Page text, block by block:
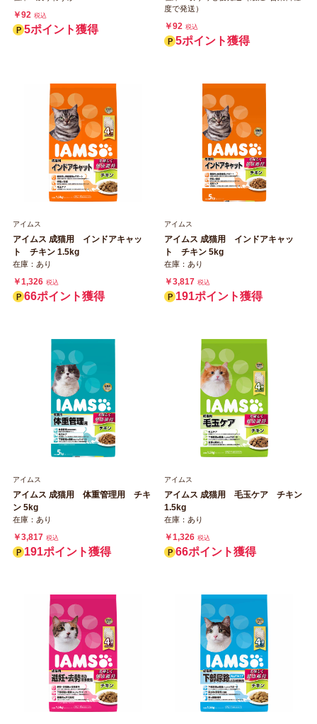
￥92 税込
5ポイント獲得
度で発送）
￥92 税込
5ポイント獲得
アイムス
アイムス 成猫用 インドアキャッ
ト チキン 1.5kg
在庫：あり
￥1,326 税込
66ポイント獲得
アイムス
アイムス 成猫用 インドアキャッ
ト チキン 5kg
在庫：あり
￥3,817 税込
191ポイント獲得
アイムス
アイムス 成猫用 体重管理用 チキ
ン 5kg
在庫：あり
￥3,817 税込
191ポイント獲得
アイムス
アイムス 成猫用 毛玉ケア チキン
1.5kg
在庫：あり
￥1,326 税込
66ポイント獲得